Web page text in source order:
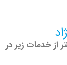
زیر در